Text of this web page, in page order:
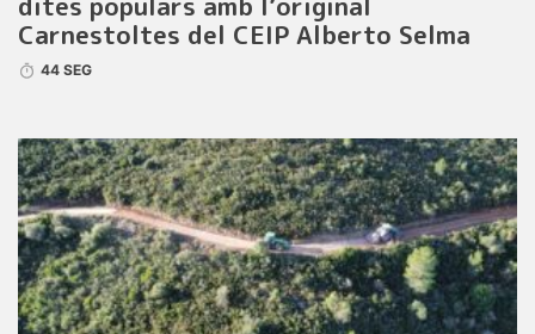
Carnestoltes del CEIP Alberto Selma
44 SEG